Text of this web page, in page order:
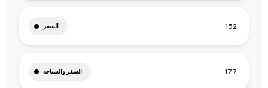
السفر 152
السفر والسياحة 177